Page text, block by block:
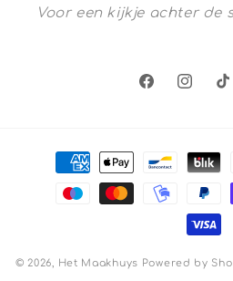
Voor een kijkje achter de
Facebook
Betaalmethoden
© 2026, Het Maakhuys Powered by